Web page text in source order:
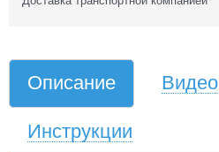
Описание Видео
Инструкции